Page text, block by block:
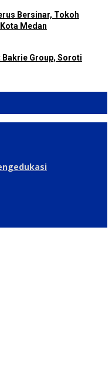
Bersinar, Tokoh
Medan
Bakrie Group, Soroti